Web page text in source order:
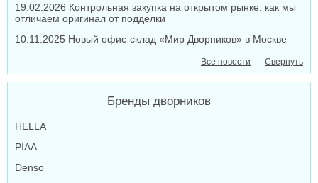
19.02.2026 Контрольная закупка на открытом рынке: как мы
отличаем оригинал от подделки
10.11.2025 Новый офис-склад «Мир Дворников» в Москве
Свернуть
Все новости
Бренды дворников
HELLA
PIAA
Denso